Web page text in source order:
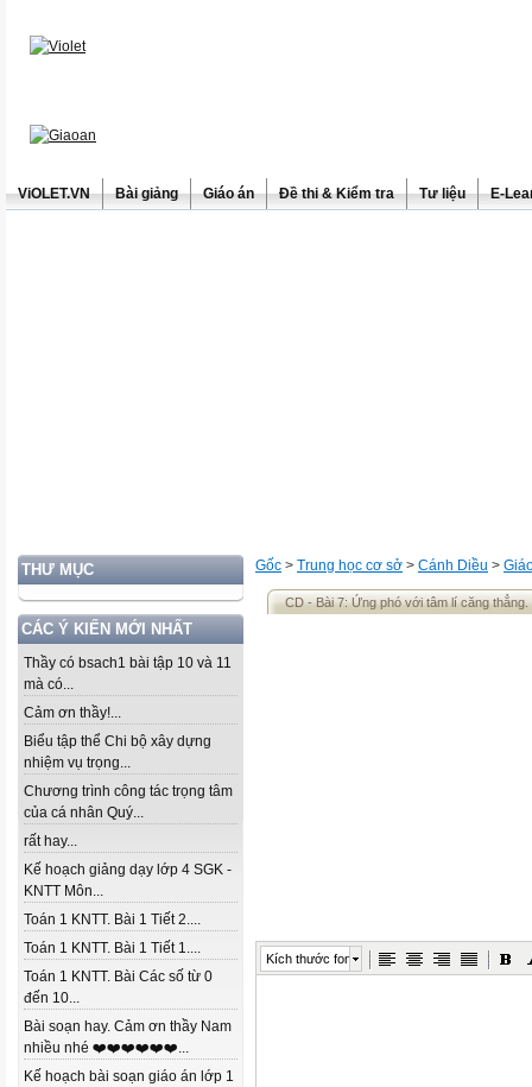
ViOLET.VN Bài giảng Giáo án Đề thi & Kiểm tra Tư liệu E-
THƯ MỤC
CÁC Ý KIẾN MỚI NHẤT
Thầy có bsach1 bài tập 10 và 11
mà có...
Cảm ơn thầy!...
Biểu tập thể Chi bộ xây dựng
nhiệm vụ trọng...
Chương trình công tác trọng tâm
của cá nhân Quý...
rất hay...
Kế hoạch giảng dạy lớp 4 SGK -
KNTT Môn...
Toán 1 KNTT. Bài 1 Tiết 2....
Toán 1 KNTT. Bài 1 Tiết 1....
Toán 1 KNTT. Bài Các số từ 0
đến 10...
Bài soạn hay. Cảm ơn thầy Nam
nhiều nhé ❤️❤️❤️❤️❤️❤️...
Kế hoạch bài soạn giáo án lớp 1
Gốc > Trung học cơ sở > Cánh Diều >
CD - Bài 7: Ứng phó với tâm lí căng thẳng.
Kích thước font